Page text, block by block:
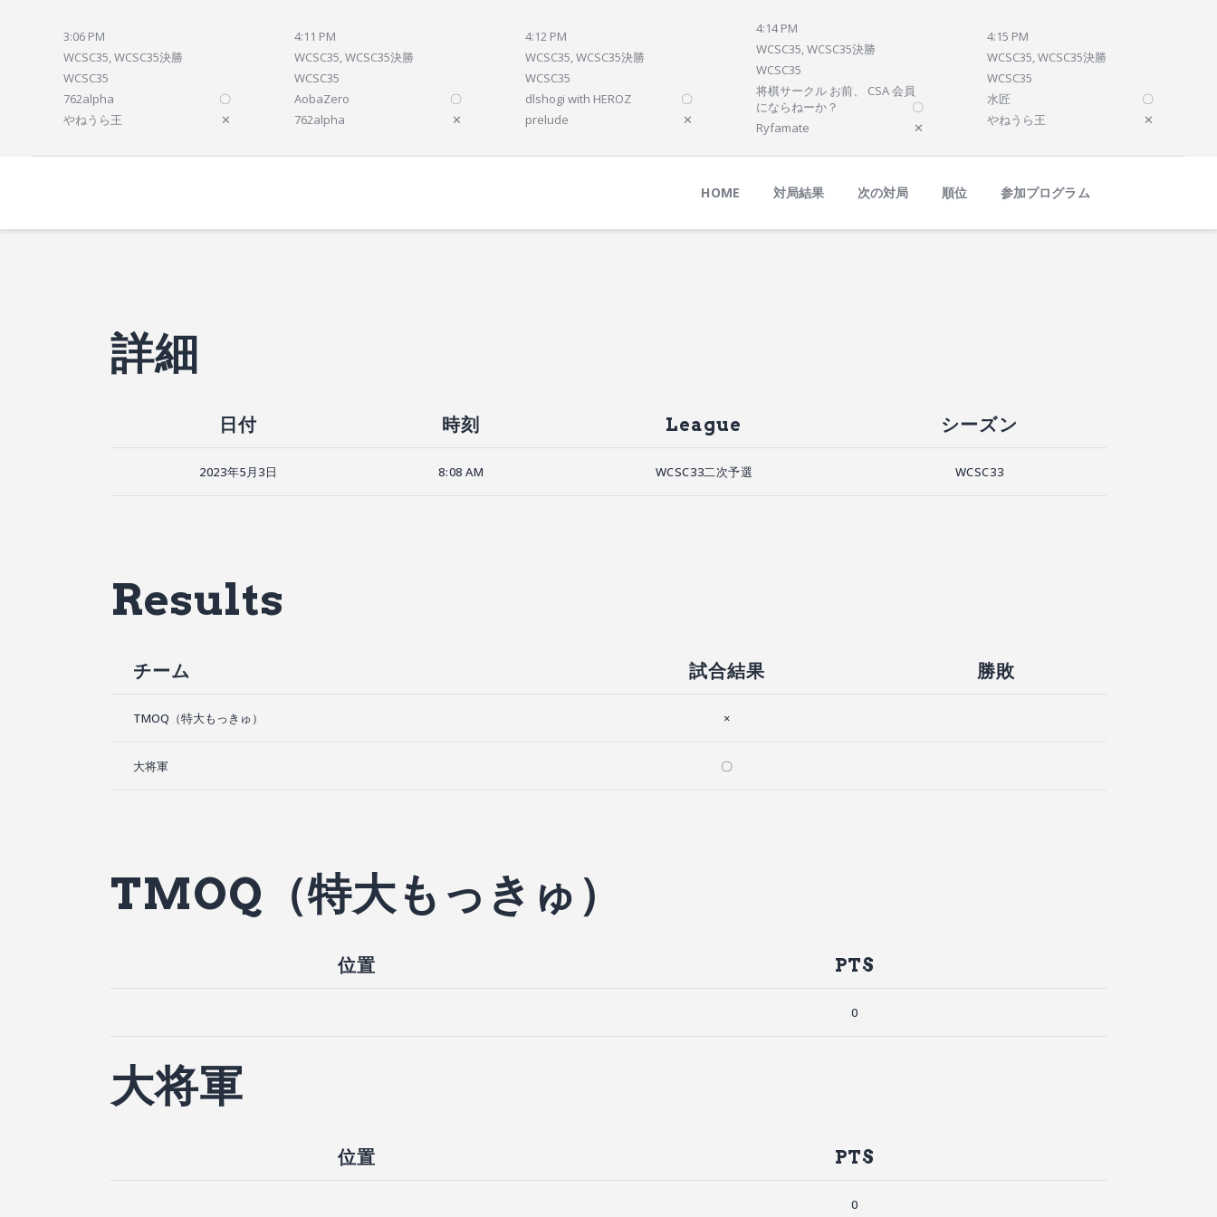
3:06 PM
WCSC35, WCSC35決勝
WCSC35
762alpha
〇
やねうら王
✕
4:11 PM
WCSC35, WCSC35決勝
WCSC35
AobaZero
〇
762alpha
✕
4:12 PM
WCSC35, WCSC35決勝
WCSC35
dlshogi with HEROZ
〇
prelude
✕
4:14 PM
WCSC35, WCSC35決勝
WCSC35
将棋サークル お前、 CSA 会員
にならねーか？
〇
Ryfamate
✕
4:15 PM
WCSC35, WCSC35決勝
WCSC35
水匠
〇
やねうら王
✕
HOME 対局結果 次の対局 順位 参加プログラム
順位
詳細
日付 時刻 League シーズン
2023年5月3日 8:08 AM WCSC33二次予選 WCSC33
Results
チーム 試合結果 勝敗
TMOQ（特大もっきゅ） ×
大将軍 〇
TMOQ（特大もっきゅ）
位置 PTS
0
大将軍
位置 PTS
0